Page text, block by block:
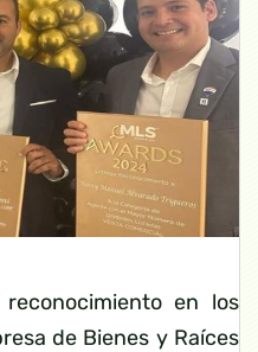
reconocimiento en los
de Bienes y Raíces